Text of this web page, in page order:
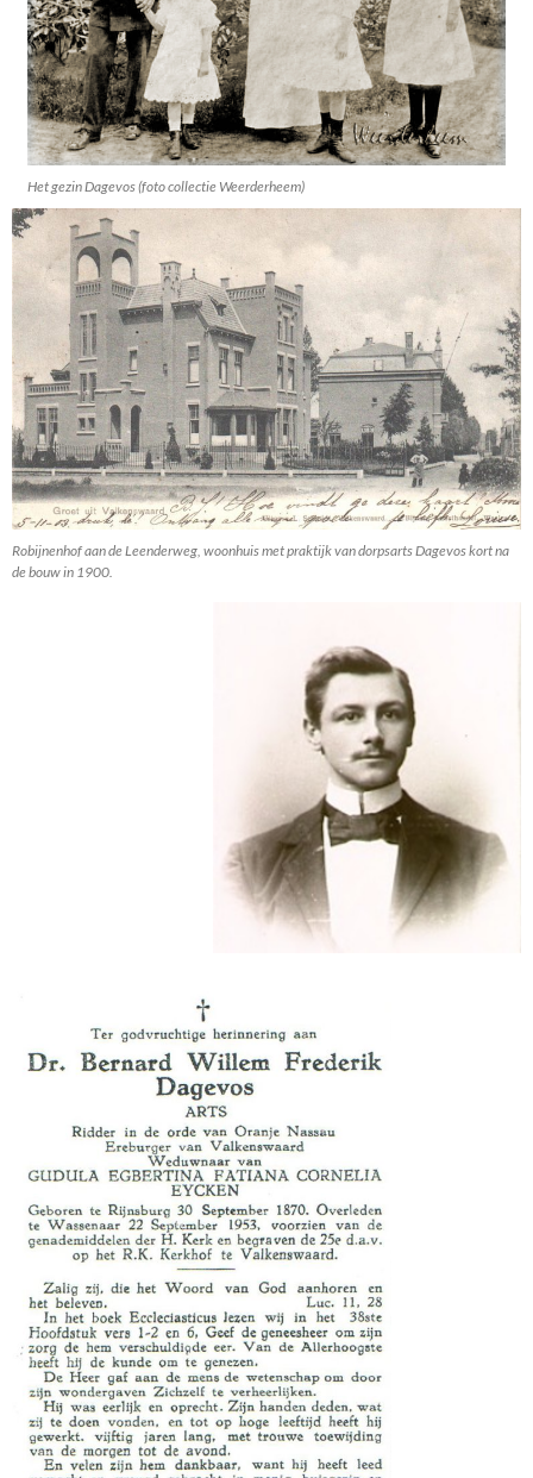
Het gezin Dagevos (foto collectie Weerderheem)
Robijnenhof aan de Leenderweg, woonhuis met praktijk van dorpsarts Dagevos kort na
de bouw in 1900.